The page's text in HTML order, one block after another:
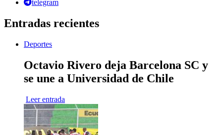
telegram
Entradas recientes
Deportes
Octavio Rivero deja Barcelona SC y
se une a Universidad de Chile
Leer entrada